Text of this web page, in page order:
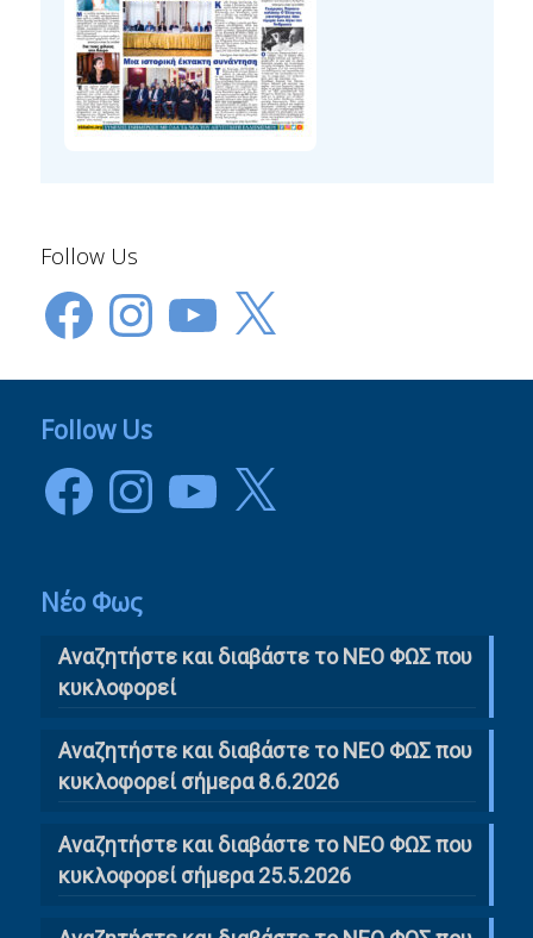
Follow Us
FacebookInstagramYouTube
X
Follow Us
FacebookInstagramYouTube
X
Νέο Φως
Αναζητήστε και διαβάστε το NΕΟ ΦΩΣ που
κυκλοφορεί
Αναζητήστε και διαβάστε το ΝΕΟ ΦΩΣ που
κυκλοφορεί σήμερα 8.6.2026
Αναζητήστε και διαβάστε το ΝΕΟ ΦΩΣ που
κυκλοφορεί σήμερα 25.5.2026